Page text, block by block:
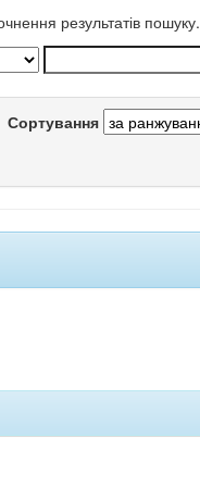
результатів пошуку.
Сортування